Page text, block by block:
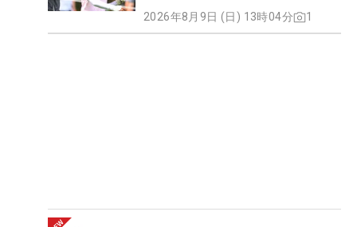
2026年8月9日 (日) 13時04分 1